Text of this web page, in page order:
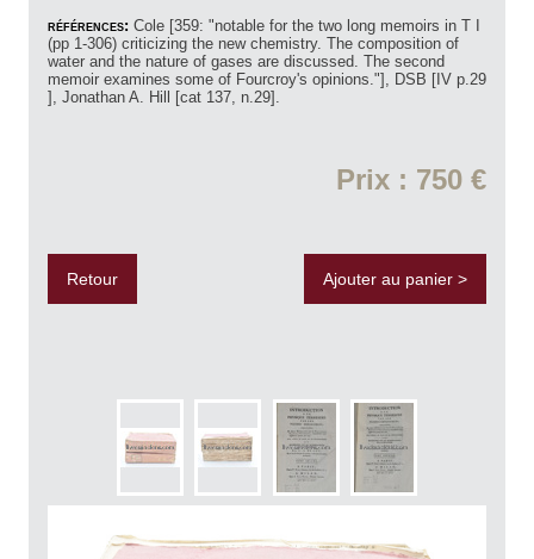
références: Cole [359: "notable for the two long memoirs in T I
(pp 1-306) criticizing the new chemistry. The composition of
water and the nature of gases are discussed. The second
memoir examines some of Fourcroy's opinions."], DSB [IV p.29
], Jonathan A. Hill [cat 137, n.29].
Prix : 750 €
Retour Ajouter au panier >